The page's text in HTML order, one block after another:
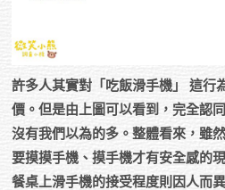
許多人其實對「吃飯滑手機」 這行
價。但是由上圖可以看到，完全認
沒有我們以為的多。整體看來，雖
要摸摸手機、摸手機才有安全感的
餐桌上滑手機的接受程度則因人而